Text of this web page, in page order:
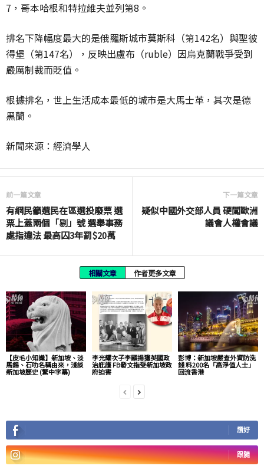
7，哥本哈根和特拉維夫並列第8。
排名下降幅度最大的是俄羅斯城市莫斯科（第142名）與聖彼
得堡（第147名），反映出盧布（ruble）因烏克蘭戰爭受到
嚴厲制裁而貶值。
根據排名，世上生活成本最低的城市是大馬士革，其次是德
黑蘭。
新聞來源：經濟學人
前一篇文章
有網民籲選民在區選投廢票 選
票上蓋兩個「剔」號 選舉事務
處指違法 最高囚3年罰$20萬
下一篇文章
疑似中國外交部人員 硬闖歐洲
議會人權會議
相關文章 作者更多文章
【皮毛小知識】新加坡、淡
馬錫、石叻名稱由來，淺談
新加坡歷史 (繁中字幕)
李光耀次子李顯揚獲英國政
治庇護 FB發文指受新加坡政
府迫害
彭博：新加坡嚴查外資防洗
錢 料200名「高淨值人士」
回流香港
讚好
跟隨